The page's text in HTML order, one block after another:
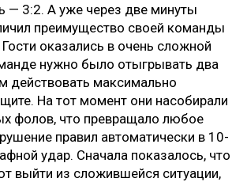
— 3:2. А уже через две минуты
преимущество своей команды
оказались в очень сложной
нужно было отыгрывать два
действовать максимально
На тот момент они насобирали
фолов, что превращало любое
правил автоматически в 10-
удар. Сначала показалось, что
выйти из сложившейся ситуации,